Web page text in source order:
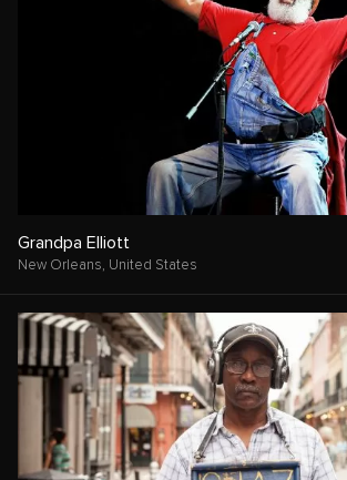
Grandpa Elliott
New Orleans, United States